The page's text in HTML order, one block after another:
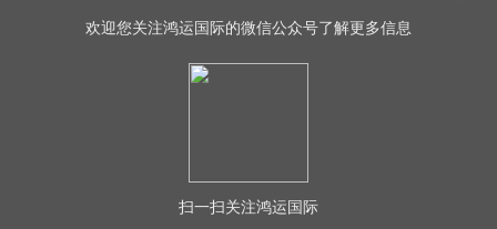
欢迎您关注鸿运国际的微信公众号了解更多信息
扫一扫关注鸿运国际